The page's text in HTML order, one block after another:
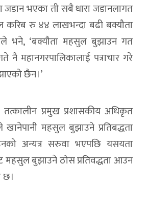
जडान भएका ती सबै धारा जडानलागत
रु ४४ लाखभन्दा बढी बक्यौता
भने, ‘बक्यौता महसुल बुझाउन गत
महानगरपालिकालाई पत्राचार गरे
छैन।’
तत्कालीन प्रमुख प्रशासकीय अधिकृत
खानेपानी महसुल बुझाउने प्रतिबद्धता
अन्यत्र सरुवा भएपछि यसयता
महसुल बुझाउने ठोस प्रतिवद्धता आउन